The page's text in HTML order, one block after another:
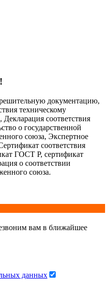
документацию,
техническому
соответствия
о государственной
союза, Экспертное
соответствия
ГОСТ Р, сертификат
о соответствии
союза.
вам в ближайшее
данных